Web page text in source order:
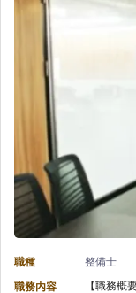
ー
ハ
ッ
ト
イ
式
会
社
職種
整備士
職務内容
【職務概